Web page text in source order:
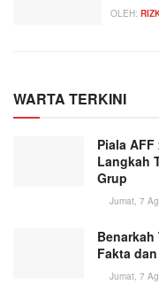
OLEH:
WARTA TERKINI
Piala
Langkah
Grup
Jumat, 7
Fakta
Jumat, 7